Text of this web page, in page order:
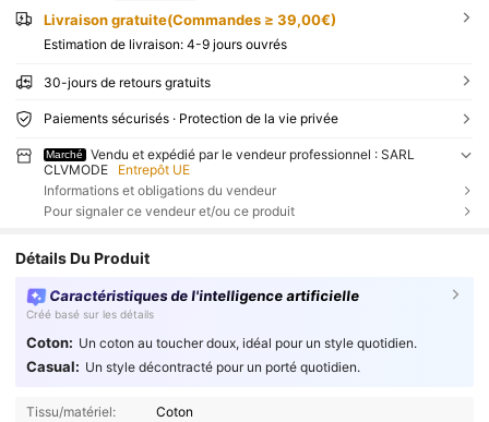
Livraison gratuite(Commandes ≥ 39,00€)
Estimation de livraison: 4-9 jours ouvrés
30-jours de retours gratuits
Paiements sécurisés · Protection de la vie privée
Marché
Vendu et expédié par le vendeur professionnel : SARL
CLVMODE
Entrepôt UE
Informations et obligations du vendeur
Pour signaler ce vendeur et/ou ce produit
Détails Du Produit
Caractéristiques de l'intelligence artificielle
Créé basé sur les détails
Coton: Un coton au toucher doux, idéal pour un style quotidien.
Casual: Un style décontracté pour un porté quotidien.
Tissu/matériel: Coton